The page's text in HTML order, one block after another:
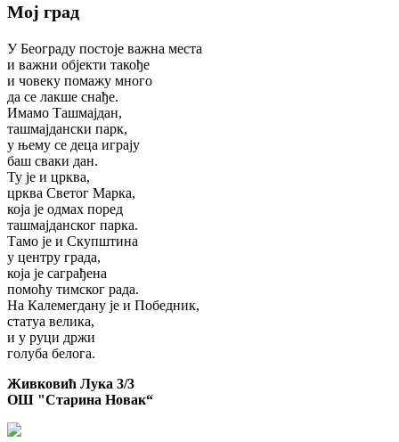
Мој град
У Београду постоје важна места
и важни објекти такође
и човеку помажу много
да се лакше снађе.
Имамо Ташмајдан,
ташмајдански парк,
у њему се деца играју
баш сваки дан.
Ту је и црква,
црква Светог Марка,
која је одмах поред
ташмајданског парка.
Тамо је и Скупштина
у центру града,
која је саграђена
помоћу тимског рада.
На Калемегдану је и Победник,
статуа велика,
и у руци држи
голуба белога.
Живковић Лука 3/3
ОШ "Старина Новак“